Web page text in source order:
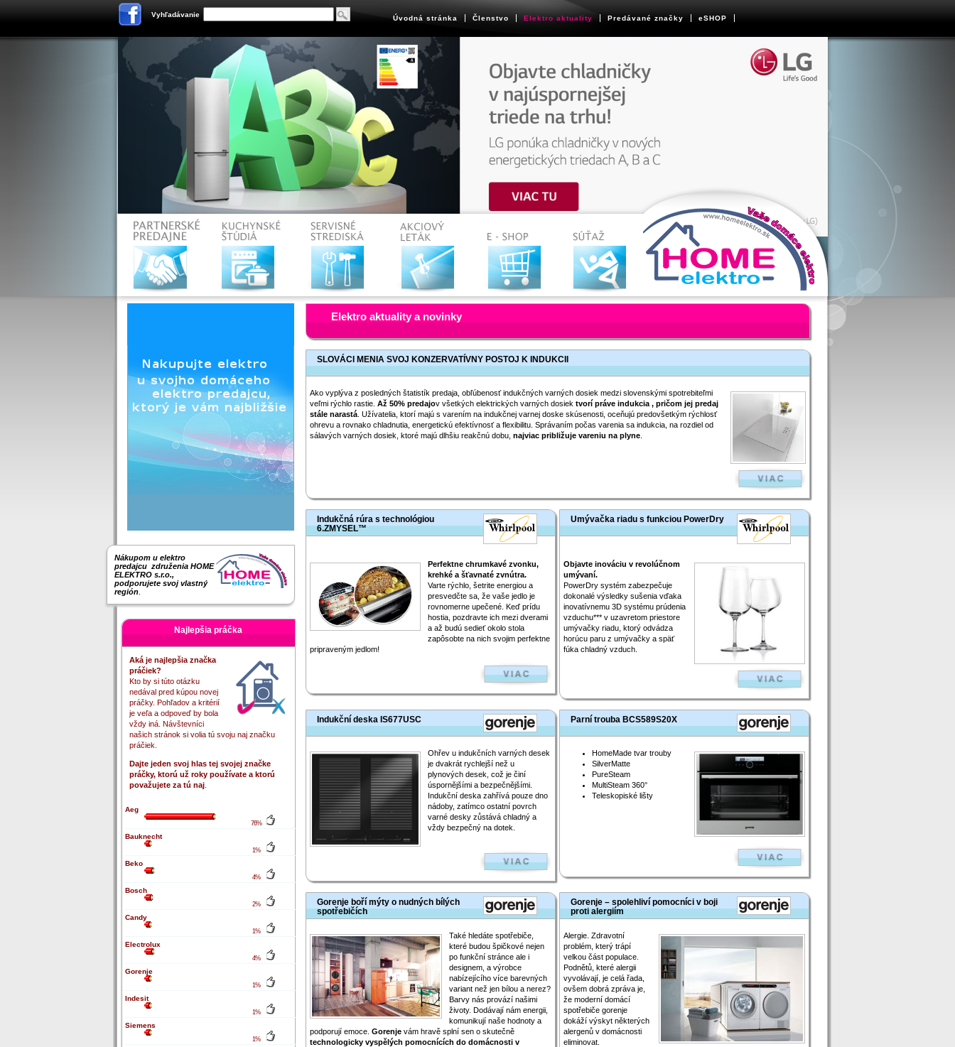
Vyhľadávanie Úvodná stránka Členstvo Elektro aktuality Predávané značky eSHOP
Nákupom u elektro
predajcu združenia HOME
ELEKTRO s.r.o.,
podporujete svoj vlastný
región.
Najlepšia práčka
Aká je najlepšia značka
práčiek?
Kto by si túto otázku
nedával pred kúpou novej
práčky. Pohľadov a kritérií
je veľa a odpoveď by bola
vždy iná. Návštevníci
našich stránok si volia tú svoju naj značku
práčiek.
Dajte jeden svoj hlas tej svojej značke
práčky, ktorú už roky používate a ktorú
považujete za tú naj.
Aeg
76%
Bauknecht
1%
Beko
4%
Bosch
2%
Candy
1%
Electrolux
4%
Gorenje
1%
Indesit
1%
Siemens
1%
Elektro aktuality a novinky
SLOVÁCI MENIA SVOJ KONZERVATÍVNY POSTOJ K INDUKCII
Ako vyplýva z posledných štatistík predaja, obľúbenosť indukčných varných dosiek medzi slovenskými spotrebiteľmi
veľmi rýchlo rastie. Až 50% predajov všetkých elektrických varných dosiek tvorí práve indukcia , pričom jej predaj
stále narastá. Užívatelia, ktorí majú s varením na indukčnej varnej doske skúsenosti, oceňujú predovšetkým rýchlosť
ohrevu a rovnako chladnutia, energetickú efektívnosť a flexibilitu. Správaním počas varenia sa indukcia, na rozdiel od
sálavých varných dosiek, ktoré majú dlhšiu reakčnú dobu, najviac približuje vareniu na plyne.
Indukčná rúra s technológiou
6.ZMYSEL™
Perfektne chrumkavé zvonku,
krehké a šťavnaté zvnútra.
Varte rýchlo, šetrite energiou a
presvedčte sa, že vaše jedlo je
rovnomerne upečené. Keď prídu
hostia, pozdravte ich mezi dverami
a až budú sedieť okolo stola
zapôsobte na nich svojim perfektne
pripraveným jedlom!
Umývačka riadu s funkciou PowerDry
Objavte inováciu v revolúčnom
umývaní.
PowerDry systém zabezpečuje
dokonalé výsledky sušenia vďaka
inovatívnemu 3D systému prúdenia
vzduchu*** v uzavretom priestore
umývačky riadu, ktorý odvádza
horúcu paru z umývačky a späť
fúka chladný vzduch.
Indukční deska IS677USC
Ohřev u indukčních varných desek
je dvakrát rychlejší než u
plynových desek, což je činí
úspornějšími a bezpečnějšími.
Indukční deska zahřívá pouze dno
nádoby, zatímco ostatní povrch
varné desky zůstává chladný a
vždy bezpečný na dotek.
Parní trouba BCS589S20X
HomeMade tvar trouby
SilverMatte
PureSteam
MultiSteam 360°
Teleskopiské lišty
Gorenje boří mýty o nudných bílých
spotřebičích
Také hledáte spotřebiče,
které budou špičkové nejen
po funkční stránce ale i
designem, a výrobce
nabízejícího více barevných
variant než jen bílou a nerez?
Barvy nás provází našimi
životy. Dodávají nám energii,
komunikují naše hodnoty a
podporují emoce. Gorenje vám hravě splní sen o skutečně
technologicky vyspělých pomocnících do domácnosti v
Gorenje – spolehliví pomocníci v boji
proti alergiím
Alergie. Zdravotní
problém, který trápí
velkou část populace.
Podnětů, které alergii
vyvolávají, je celá řada,
ovšem dobrá zpráva je,
že moderní domácí
spotřebiče gorenje
dokáží výskyt některých
alergenů v domácnosti
eliminovat.